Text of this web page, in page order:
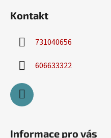
Kontakt
731040656
606633322
Informace pro vás